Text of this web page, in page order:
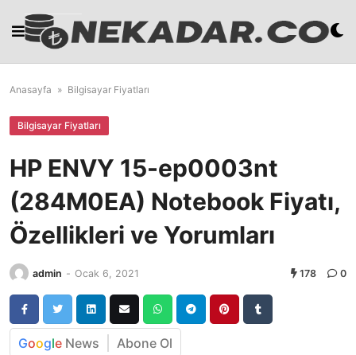
content
Anasayfa » Bilgisayar Fiyatları
Bilgisayar Fiyatları
HP ENVY 15-ep0003nt
(284M0EA) Notebook Fiyatı,
Özellikleri ve Yorumları
admin - Ocak 6, 2021 178 0
Google News Abone Ol